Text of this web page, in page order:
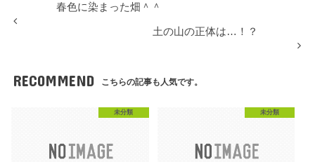
春色に染まった畑＾＾
土の山の正体は…！？
RECOMMEND こちらの記事も人気です。
未分類 未分類